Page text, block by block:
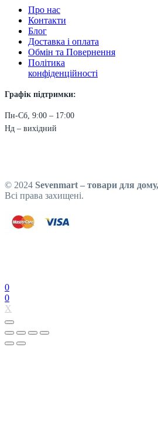
Про нас
Контакти
Блог
Доставка і оплата
Обмін та Повернення
Політика
конфіденційності
Графік підтримки:
Пн-Сб, 9:00 – 17:00
Нд – вихідний
© 2024 Sevenmart – товари для
Всі права захищені.
0
0
X